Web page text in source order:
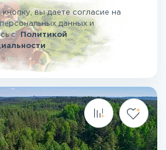
вы даете согласие на
данных и
сПолитикой